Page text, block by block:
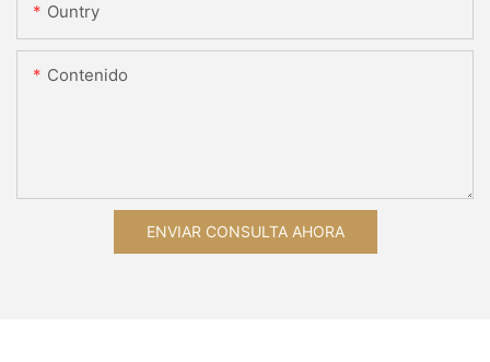
Ountry
Contenido
ENVIAR CONSULTA AHORA